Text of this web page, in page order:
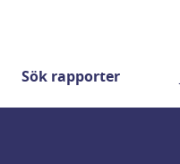
Sök rapporter